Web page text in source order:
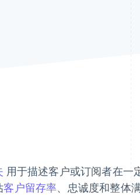
用于描述客户或订阅者在一
客户留存率、忠诚度和整体